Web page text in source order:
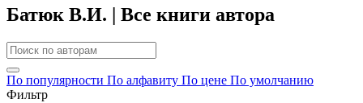
Батюк В.И. | Все книги автора
По популярности По алфавиту По цене По умолчанию
Фильтр